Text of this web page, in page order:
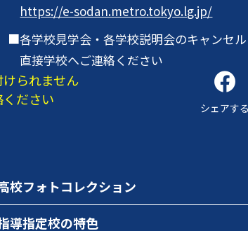
https://e-sodan.metro.tokyo.lg.jp/
各学校見学会・各学校説明会のキャンセル
直接学校へご連絡ください
られません
ださい
シェアする
校フォトコレクション
導指定校の特色